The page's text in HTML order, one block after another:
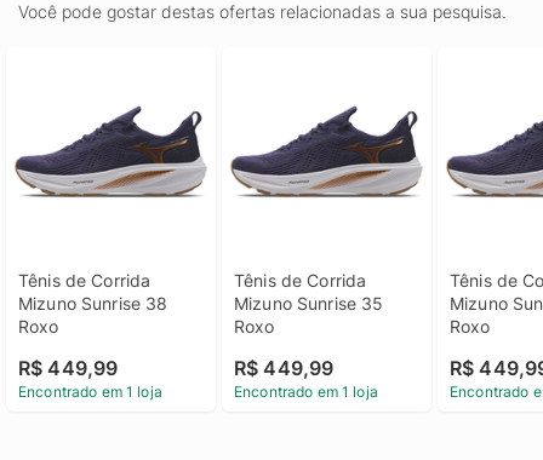
Você pode gostar destas ofertas relacionadas a sua pesquisa.
Tênis de Corrida
Mizuno Sunrise 38
Roxo
R$ 449,99
Encontrado em 1 loja
Tênis de Corrida
Mizuno Sunrise 35
Roxo
R$ 449,99
Encontrado em 1 loja
Tênis de
Mizuno
Roxo
R$
Encontrado